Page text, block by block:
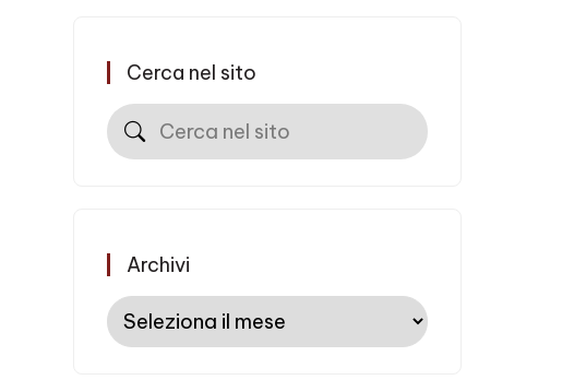
Cerca nel sito
Cerca
Archivi
Archivi